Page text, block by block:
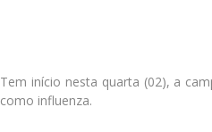
Tem início nesta quarta (02), a
como influenza.